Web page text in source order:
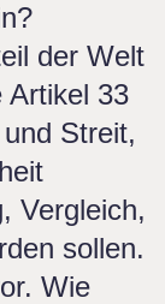
der Welt
Artikel 33
Streit,
Vergleich,
sollen.
Wie